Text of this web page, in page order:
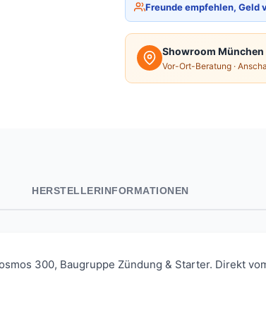
Freunde empfehlen, Geld
Showroom München
Vor-Ort-Beratung ·
HERSTELLERINFORMATIONEN
300, Baugruppe Zündung & Starter. Direkt